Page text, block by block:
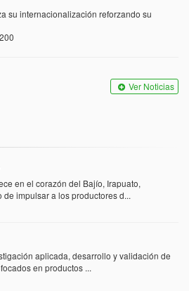
su internacionalización reforzando su
Ver Noticias
en el corazón del Bajío, Irapuato,
impulsar a los productores d...
aplicada, desarrollo y validación de
en productos ...